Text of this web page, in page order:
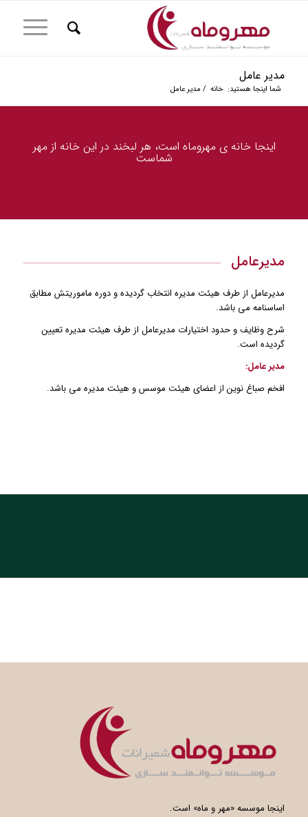
مدیر عامل
شما اینجا هستید: خانه / مدیر عامل
اینجا خانه ی مهروماه است، هر لبخند در این خانه از مهر
شماست
مدیرعامل
مدیرعامل از طرف هیئت مدیره انتخاب گردیده و دوره ماموریتش مطابق
اساسنامه می باشد.
شرح وظایف و حدود اختیارات مدیرعامل از طرف هیئت مدیره تعیین
گردیده است.
مدیر عامل:
افخم صباغ نوین از اعضای هیئت موسس و هیئت مدیره می باشد.
اینجا موسسه «مهر و ماه» است.